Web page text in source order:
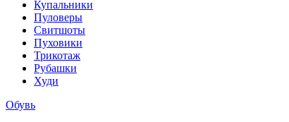
Купальники
Пуловеры
Свитшоты
Пуховики
Трикотаж
Рубашки
Худи
Обувь